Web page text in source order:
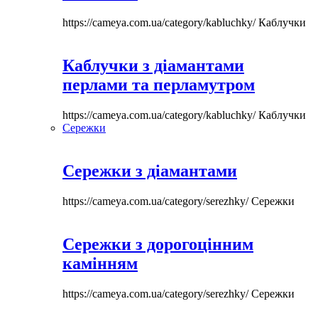
https://cameya.com.ua/category/kabluchky/Каблучки
Каблучки з діамантами
перлами та перламутром
https://cameya.com.ua/category/kabluchky/Каблучки
Сережки
Сережки з діамантами
https://cameya.com.ua/category/serezhky/Сережки
Сережки з дорогоцінним
камінням
https://cameya.com.ua/category/serezhky/Сережки